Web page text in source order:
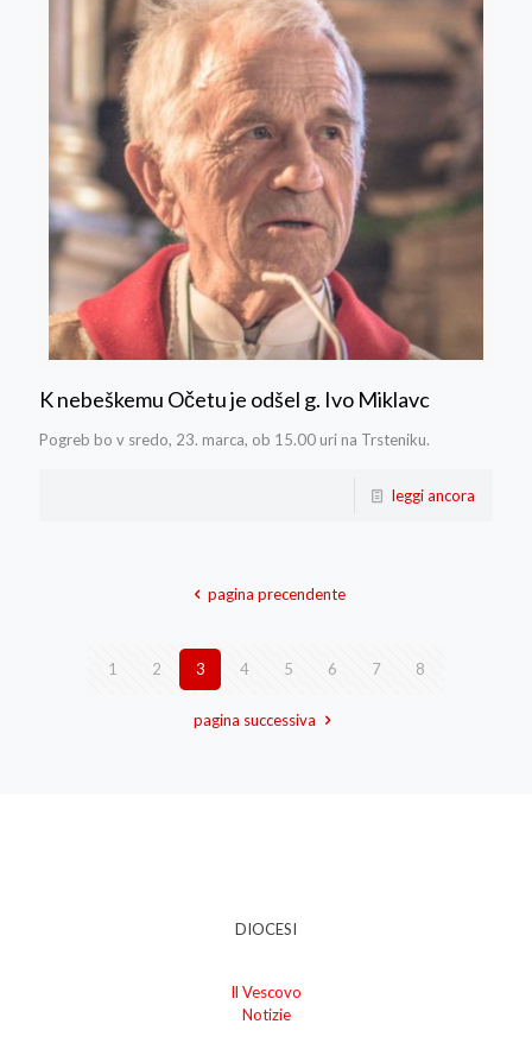
K nebeškemu Očetu je odšel g. Ivo Miklavc
Pogreb bo v sredo, 23. marca, ob 15.00 uri na Trsteniku.
leggi ancora
pagina precendente
1 2 3 4 5 6 7 8
pagina successiva
DIOCESI
Il Vescovo
Notizie